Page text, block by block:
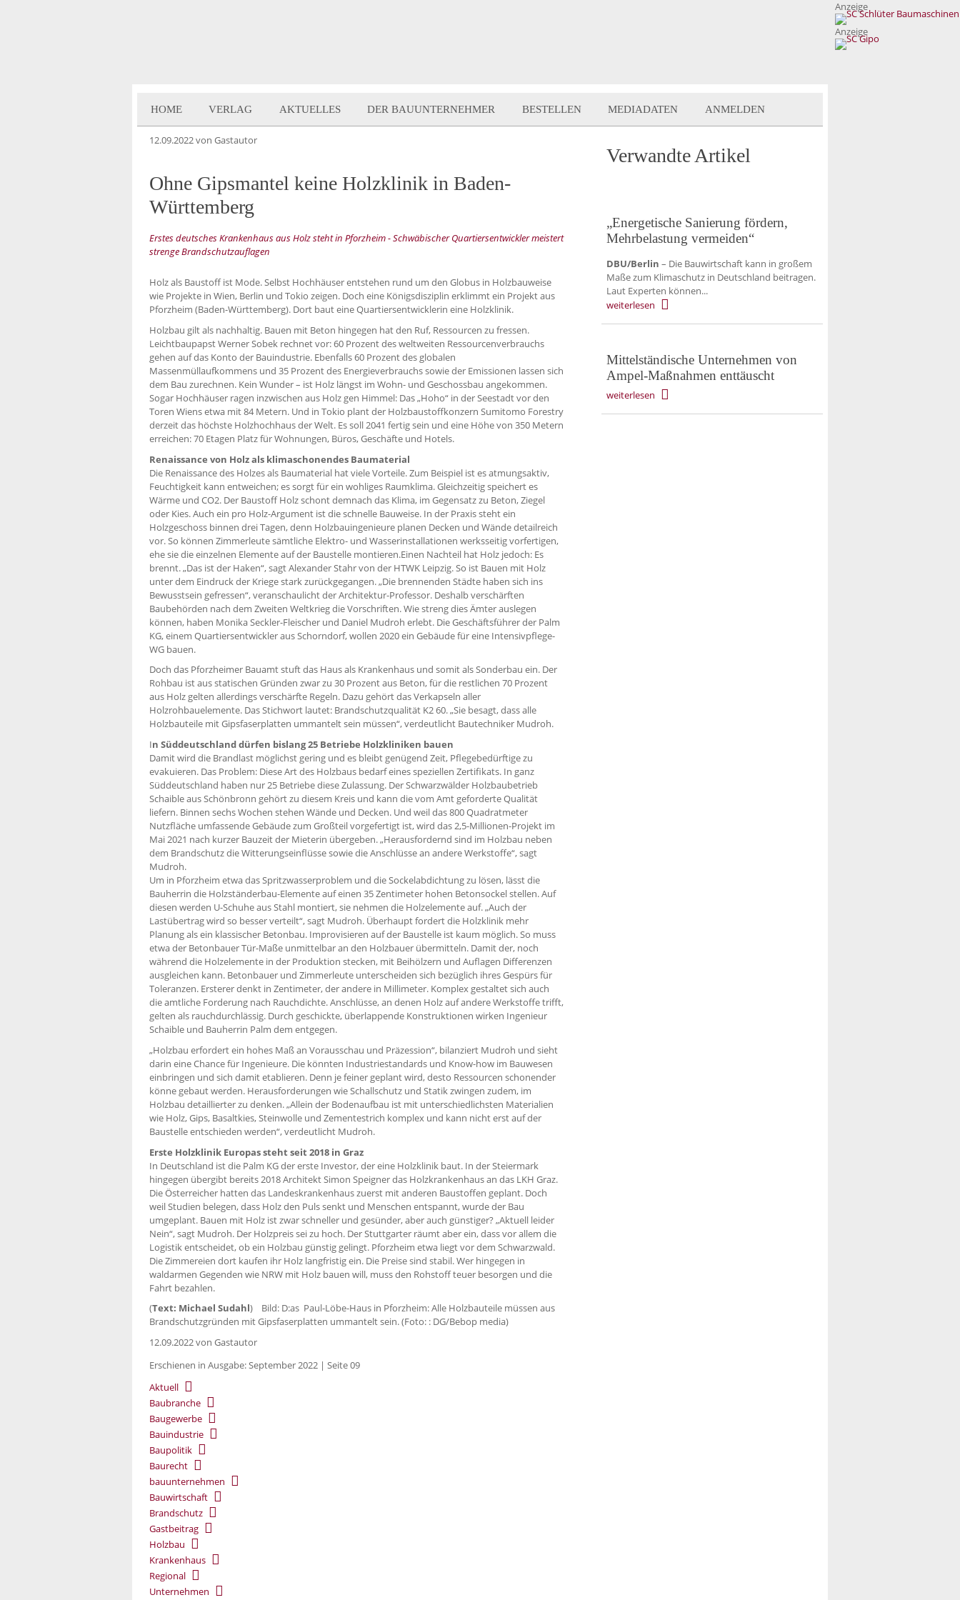
Anzeige
Anzeige
HOME VERLAG AKTUELLES DER BAUUNTERNEHMER BESTELLEN MEDIADATEN ANMELDEN
12.09.2022von Gastautor
Ohne Gipsmantel keine Holzklinik in Baden-
Württemberg
Erstes deutsches Krankenhaus aus Holz steht in Pforzheim - Schwäbischer Quartiersentwickler meistert
strenge Brandschutzauflagen
Holz als Baustoff ist Mode. Selbst Hochhäuser entstehen rund um den Globus in Holzbauweise
wie Projekte in Wien, Berlin und Tokio zeigen. Doch eine Königsdisziplin erklimmt ein Projekt aus
Pforzheim (Baden-Württemberg). Dort baut eine Quartiersentwicklerin eine Holzklinik.
Holzbau gilt als nachhaltig. Bauen mit Beton hingegen hat den Ruf, Ressourcen zu fressen.
Leichtbaupapst Werner Sobek rechnet vor: 60 Prozent des weltweiten Ressourcenverbrauchs
gehen auf das Konto der Bauindustrie. Ebenfalls 60 Prozent des globalen
Massenmüllaufkommens und 35 Prozent des Energieverbrauchs sowie der Emissionen lassen sich
dem Bau zurechnen. Kein Wunder – ist Holz längst im Wohn- und Geschossbau angekommen.
Sogar Hochhäuser ragen inzwischen aus Holz gen Himmel: Das „Hoho“ in der Seestadt vor den
Toren Wiens etwa mit 84 Metern. Und in Tokio plant der Holzbaustoffkonzern Sumitomo Forestry
derzeit das höchste Holzhochhaus der Welt. Es soll 2041 fertig sein und eine Höhe von 350 Metern
erreichen: 70 Etagen Platz für Wohnungen, Büros, Geschäfte und Hotels.
Renaissance von Holz als klimaschonendes Baumaterial
Die Renaissance des Holzes als Baumaterial hat viele Vorteile. Zum Beispiel ist es atmungsaktiv,
Feuchtigkeit kann entweichen; es sorgt für ein wohliges Raumklima. Gleichzeitig speichert es
Wärme und CO2. Der Baustoff Holz schont demnach das Klima, im Gegensatz zu Beton, Ziegel
oder Kies. Auch ein pro Holz-Argument ist die schnelle Bauweise. In der Praxis steht ein
Holzgeschoss binnen drei Tagen, denn Holzbauingenieure planen Decken und Wände detailreich
vor. So können Zimmerleute sämtliche Elektro- und Wasserinstallationen werksseitig vorfertigen,
ehe sie die einzelnen Elemente auf der Baustelle montieren.Einen Nachteil hat Holz jedoch: Es
brennt. „Das ist der Haken“, sagt Alexander Stahr von der HTWK Leipzig. So ist Bauen mit Holz
unter dem Eindruck der Kriege stark zurückgegangen. „Die brennenden Städte haben sich ins
Bewusstsein gefressen“, veranschaulicht der Architektur-Professor. Deshalb verschärften
Baubehörden nach dem Zweiten Weltkrieg die Vorschriften. Wie streng dies Ämter auslegen
können, haben Monika Seckler-Fleischer und Daniel Mudroh erlebt. Die Geschäftsführer der Palm
KG, einem Quartiersentwickler aus Schorndorf, wollen 2020 ein Gebäude für eine Intensivpflege-
WG bauen.
Doch das Pforzheimer Bauamt stuft das Haus als Krankenhaus und somit als Sonderbau ein. Der
Rohbau ist aus statischen Gründen zwar zu 30 Prozent aus Beton, für die restlichen 70 Prozent
aus Holz gelten allerdings verschärfte Regeln. Dazu gehört das Verkapseln aller
Holzrohbauelemente. Das Stichwort lautet: Brandschutzqualität K2 60. „Sie besagt, dass alle
Holzbauteile mit Gipsfaserplatten ummantelt sein müssen“, verdeutlicht Bautechniker Mudroh.
In Süddeutschland dürfen bislang 25 Betriebe Holzkliniken bauen
Damit wird die Brandlast möglichst gering und es bleibt genügend Zeit, Pflegebedürftige zu
evakuieren. Das Problem: Diese Art des Holzbaus bedarf eines speziellen Zertifikats. In ganz
Süddeutschland haben nur 25 Betriebe diese Zulassung. Der Schwarzwälder Holzbaubetrieb
Schaible aus Schönbronn gehört zu diesem Kreis und kann die vom Amt geforderte Qualität
liefern. Binnen sechs Wochen stehen Wände und Decken. Und weil das 800 Quadratmeter
Nutzfläche umfassende Gebäude zum Großteil vorgefertigt ist, wird das 2,5-Millionen-Projekt im
Mai 2021 nach kurzer Bauzeit der Mieterin übergeben. „Herausfordernd sind im Holzbau neben
dem Brandschutz die Witterungseinflüsse sowie die Anschlüsse an andere Werkstoffe“, sagt
Mudroh.
Um in Pforzheim etwa das Spritzwasserproblem und die Sockelabdichtung zu lösen, lässt die
Bauherrin die Holzständerbau-Elemente auf einen 35 Zentimeter hohen Betonsockel stellen. Auf
diesen werden U-Schuhe aus Stahl montiert, sie nehmen die Holzelemente auf. „Auch der
Lastübertrag wird so besser verteilt“, sagt Mudroh. Überhaupt fordert die Holzklinik mehr
Planung als ein klassischer Betonbau. Improvisieren auf der Baustelle ist kaum möglich. So muss
etwa der Betonbauer Tür-Maße unmittelbar an den Holzbauer übermitteln. Damit der, noch
während die Holzelemente in der Produktion stecken, mit Beihölzern und Auflagen Differenzen
ausgleichen kann. Betonbauer und Zimmerleute unterscheiden sich bezüglich ihres Gespürs für
Toleranzen. Ersterer denkt in Zentimeter, der andere in Millimeter. Komplex gestaltet sich auch
die amtliche Forderung nach Rauchdichte. Anschlüsse, an denen Holz auf andere Werkstoffe trifft,
gelten als rauchdurchlässig. Durch geschickte, überlappende Konstruktionen wirken Ingenieur
Schaible und Bauherrin Palm dem entgegen.
„Holzbau erfordert ein hohes Maß an Vorausschau und Präzession“, bilanziert Mudroh und sieht
darin eine Chance für Ingenieure. Die könnten Industriestandards und Know-how im Bauwesen
einbringen und sich damit etablieren. Denn je feiner geplant wird, desto Ressourcen schonender
könne gebaut werden. Herausforderungen wie Schallschutz und Statik zwingen zudem, im
Holzbau detaillierter zu denken. „Allein der Bodenaufbau ist mit unterschiedlichsten Materialien
wie Holz, Gips, Basaltkies, Steinwolle und Zementestrich komplex und kann nicht erst auf der
Baustelle entschieden werden“, verdeutlicht Mudroh.
Erste Holzklinik Europas steht seit 2018 in Graz
In Deutschland ist die Palm KG der erste Investor, der eine Holzklinik baut. In der Steiermark
hingegen übergibt bereits 2018 Architekt Simon Speigner das Holzkrankenhaus an das LKH Graz.
Die Österreicher hatten das Landeskrankenhaus zuerst mit anderen Baustoffen geplant. Doch
weil Studien belegen, dass Holz den Puls senkt und Menschen entspannt, wurde der Bau
umgeplant. Bauen mit Holz ist zwar schneller und gesünder, aber auch günstiger? „Aktuell leider
Nein“, sagt Mudroh. Der Holzpreis sei zu hoch. Der Stuttgarter räumt aber ein, dass vor allem die
Logistik entscheidet, ob ein Holzbau günstig gelingt. Pforzheim etwa liegt vor dem Schwarzwald.
Die Zimmereien dort kaufen ihr Holz langfristig ein. Die Preise sind stabil. Wer hingegen in
waldarmen Gegenden wie NRW mit Holz bauen will, muss den Rohstoff teuer besorgen und die
Fahrt bezahlen.
(Text: Michael Sudahl) Bild: D:as Paul-Löbe-Haus in Pforzheim: Alle Holzbauteile müssen aus
Brandschutzgründen mit Gipsfaserplatten ummantelt sein. (Foto: : DG/Bebop media)
12.09.2022von Gastautor
Erschienen in Ausgabe: September 2022 | Seite 09
Aktuell
Baubranche
Baugewerbe
Bauindustrie
Baupolitik
Baurecht
bauunternehmen
Bauwirtschaft
Brandschutz
Gastbeitrag
Holzbau
Krankenhaus
Regional
Unternehmen
Verwandte Artikel
„Energetische Sanierung fördern,
Mehrbelastung vermeiden“
DBU/Berlin – Die Bauwirtschaft kann in großem
Maße zum Klimaschutz in Deutschland beitragen.
Laut Experten können...
weiterlesen
Mittelständische Unternehmen von
Ampel-Maßnahmen enttäuscht
weiterlesen